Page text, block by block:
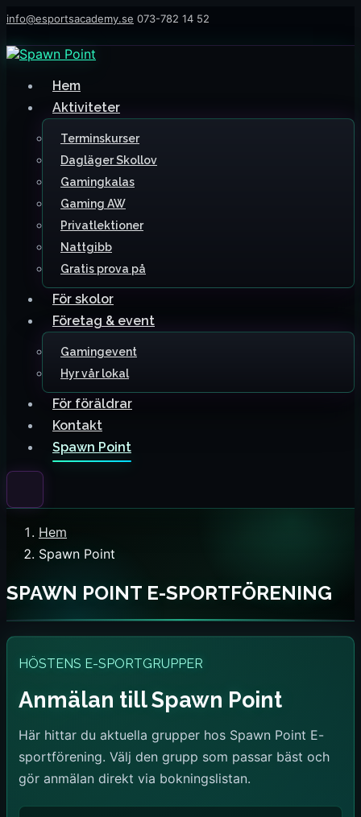
info@esportsacademy.se 073-782 14 52
Hem
Aktiviteter
Terminskurser
Dagläger Skollov
Gamingkalas
Gaming AW
Privatlektioner
Nattgibb
Gratis prova på
För skolor
Företag & event
Gamingevent
Hyr vår lokal
För föräldrar
Kontakt
Spawn Point
Hem
Spawn Point
SPAWN POINT E-SPORTFÖRENING
HÖSTENS E-SPORTGRUPPER
Anmälan till Spawn Point
Här hittar du aktuella grupper hos Spawn Point E-
sportförening. Välj den grupp som passar bäst och
gör anmälan direkt via bokningslistan.